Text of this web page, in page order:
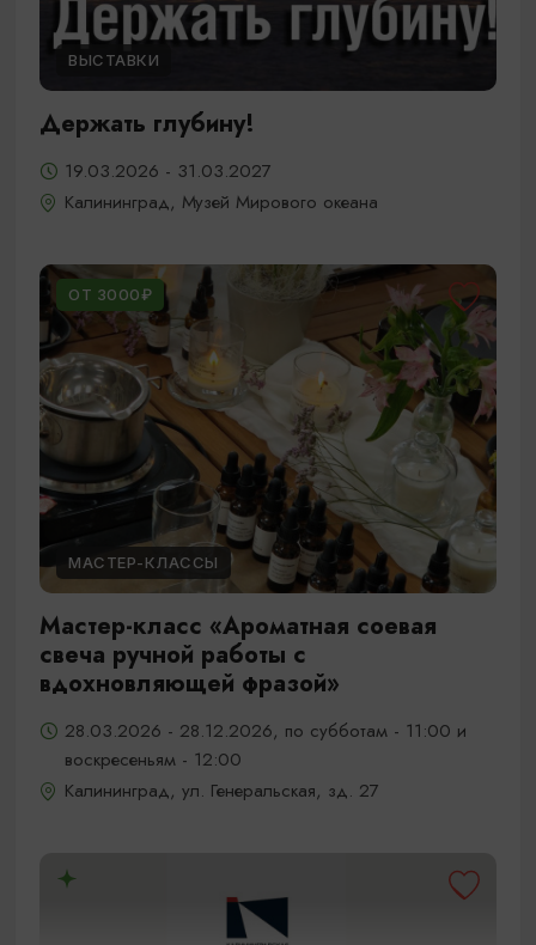
ВЫСТАВКИ
Держать глубину!
19.03.2026 - 31.03.2027
Калининград, Музей Мирового океана
ОТ 3000₽
МАСТЕР-КЛАССЫ
Мастер-класс «Ароматная соевая
свеча ручной работы с
вдохновляющей фразой»
28.03.2026 - 28.12.2026, по субботам - 11:00 и
воскресеньям - 12:00
Калининград, ул. Генеральская, зд. 27